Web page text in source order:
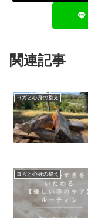
関連記事
ヨガと心身の整え
ヨガと心身の整え